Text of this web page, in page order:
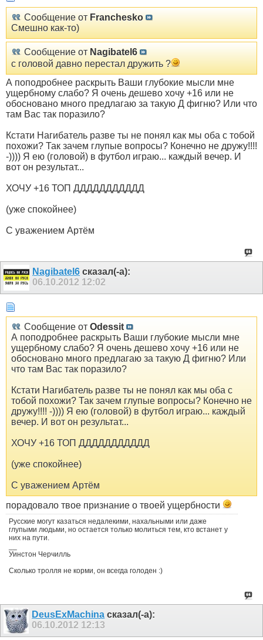
Сообщение от Franchesko
Смешно как-то)
Сообщение от Nagibatel6
с головой давно перестал дружить ?
А поподробнее раскрыть Ваши глубокие мысли мне
ущербному слабо? Я очень дешево хочу +16 или не
обосновано много предлагаю за такую Д фигню? Или что
там Вас так поразило?
Кстати Нагибатель разве ты не понял как мы оба с тобой
похожи? Так зачем глупые вопросы? Конечно не дружу!!!!
-)))) Я ею (головой) в футбол играю... каждый вечер. И
вот он результат...
ХОЧУ +16 ТОП ДДДДДДДДДДД
(уже спокойнее)
С уважением Артём
Nagibatel6 сказал(-а):
06.10.2012 12:02
Сообщение от Odessit
А поподробнее раскрыть Ваши глубокие мысли мне
ущербному слабо? Я очень дешево хочу +16 или не
обосновано много предлагаю за такую Д фигню? Или
что там Вас так поразило?
Кстати Нагибатель разве ты не понял как мы оба с
тобой похожи? Так зачем глупые вопросы? Конечно не
дружу!!!! -)))) Я ею (головой) в футбол играю... каждый
вечер. И вот он результат...
ХОЧУ +16 ТОП ДДДДДДДДДДД
(уже спокойнее)
С уважением Артём
порадовало твое признание о твоей ущербности
Русские могут казаться недалекими, нахальными или даже
глупыми людьми, но остается только молиться тем, кто встанет у
них на пути.
Уинстон Черчилль
Сколько тролля не корми, он всегда голоден :)
DeusExMachina сказал(-а):
06.10.2012 12:13